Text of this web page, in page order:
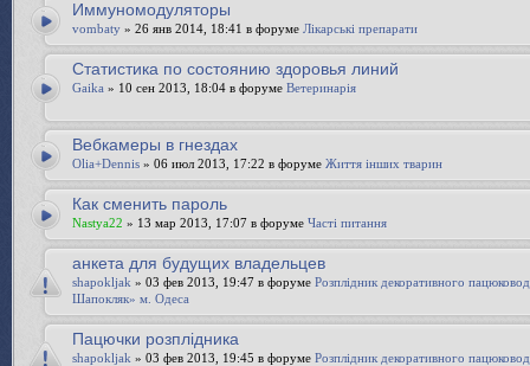
Иммуномодуляторы
vombaty » 26 янв 2014, 18:41 в форуме Лікарські препарати
Статистика по состоянию здоровья линий
Gaika » 10 сен 2013, 18:04 в форуме Ветеринарія
Вебкамеры в гнездах
Olia+Dennis » 06 июл 2013, 17:22 в форуме Життя інших тварин
Как сменить пароль
Nastya22 » 13 мар 2013, 17:07 в форуме Часті питання
анкета для будущих владельцев
shapokljak » 03 фев 2013, 19:47 в форуме Розплідник декоративного
Шапокляк» м. Одеса
Пацючки розплідника
shapokljak » 03 фев 2013, 19:45 в форуме Розплідник декоративного